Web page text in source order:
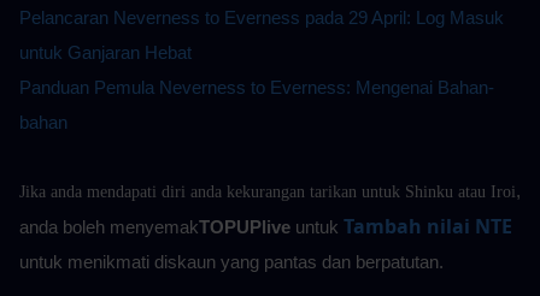
Pelancaran Neverness to Everness pada 29 April: Log Masuk
untuk Ganjaran Hebat
Panduan Pemula Neverness to Everness: Mengenai Bahan-
bahan
Jika anda mendapati diri anda kekurangan tarikan untuk Shinku atau Iroi,
anda boleh menyemakTOPUPlive untuk Tambah nilai NTE
untuk menikmati diskaun yang pantas dan berpatutan.